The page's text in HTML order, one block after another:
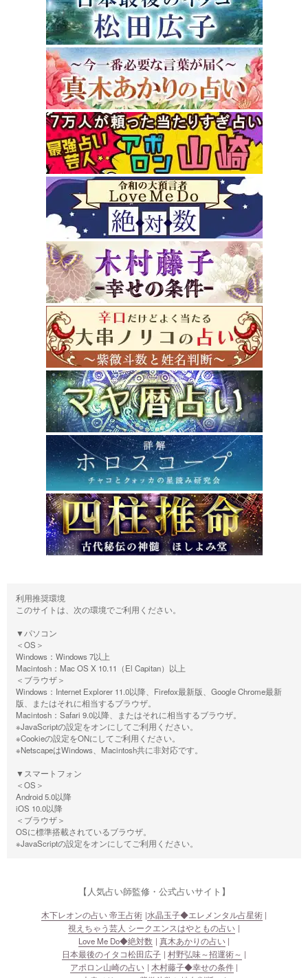
利用推奨環境
このサイトは、次の環境でご利用ください。
▼パソコン
＜OS＞
Windows：Windows 7以上
Macintosh：Mac OS X 10.11（El Capitan）以上
＜ブラウザ＞
Windows：Internet Explorer 11.0以降、Firefox最新版、Google Chrome最新
版、またはそれに相当するブラウザ。
Macintosh：Safari 9.0以降、またはそれに相当するブラウザ。
※JavaScriptの設定をオンにしてご利用ください。
※Cookieの設定をONにしてご利用ください。
※NetscapeはWindows、Macintosh共に非対応です。
▼スマートフォン
＜OS＞
Android 5.0以降
iOS 10.0以降
＜ブラウザ＞
OSに標準搭載されているブラウザ。
※JavaScriptの設定をオンにしてご利用ください。
【人気占い師監修・公式占いサイト】
木下レオンの占い 帝王占術 水晶玉子◆エレメンタル占星術
視えちゃう芸人 シークエンスはやともの占い
Love Me Do◆絶対数
真木あかりの占い
日本最後のイタコ松田広子
村野弘味～招運術～
アポロン山崎の占い
木村藤子◆幸せの条件